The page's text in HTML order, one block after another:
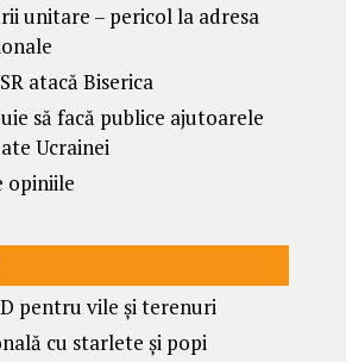
unitare – pericol la adresa
atacă Biserica
să facă publice ajutoarele
Ucrainei
opiniile
pentru vile și terenuri
cu starlete și popi